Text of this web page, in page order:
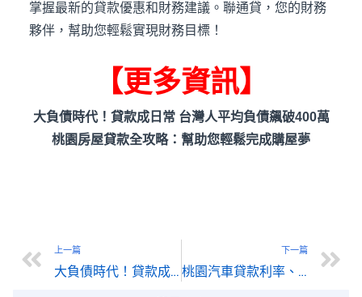
掌握最新的貸款優惠和財務建議。聯通貸，您的財務
夥伴，幫助您輕鬆實現財務目標！
【更多資訊】
大負債時代！貸款成日常 台灣人平均負債飆破400萬
桃園房屋貸款全攻略：幫助您輕鬆完成購屋夢
上一篇
大負債時代！貸款成日常 台灣人平均負債飆破400萬
下一篇
桃園汽車貸款利率、條件與優勢分析，助您選擇最佳方案